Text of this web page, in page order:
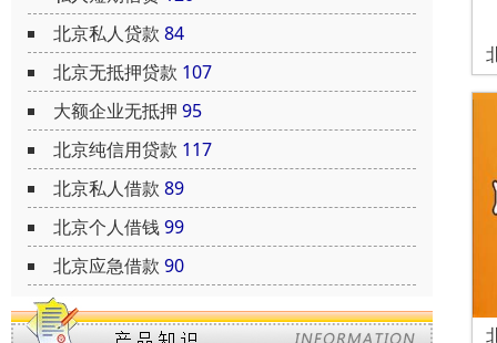
北京私人贷款 84
北京无抵押贷款 107
大额企业无抵押 95
北京纯信用贷款 117
北京私人借款 89
北京个人借钱99
北京应急借款 90